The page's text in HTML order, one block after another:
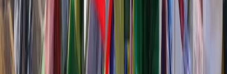
스타일
하이킹 & 트레킹
레일
애니멀
클래식
익스페디션